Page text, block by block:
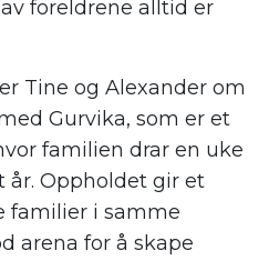
foreldrene alltid er
Tine og Alexander om
Gurvika, som er et
familien drar en uke
år. Oppholdet gir et
familier i samme
arena for å skape